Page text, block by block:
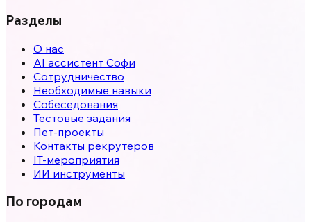
Разделы
О нас
AI ассистент Софи
Сотрудничество
Необходимые навыки
Собеседования
Тестовые задания
Пет-проекты
Контакты рекрутеров
IT-мероприятия
ИИ инструменты
По городам